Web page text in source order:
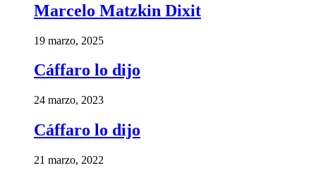
Marcelo Matzkin Dixit
19 marzo, 2025
Cáffaro lo dijo
24 marzo, 2023
Cáffaro lo dijo
21 marzo, 2022